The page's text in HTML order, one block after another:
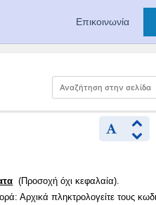
Επικοινωνία
(Προσοχή όχι κεφαλαία).
Αρχικά πληκτρολογείτε τους